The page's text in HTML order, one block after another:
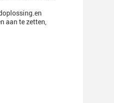
aan te zetten,